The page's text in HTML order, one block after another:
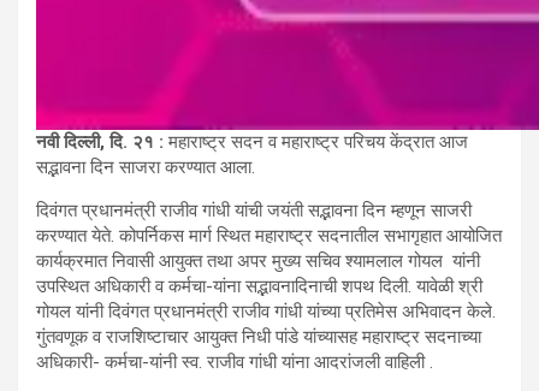
नवी दिल्ली, दि. २१ : महाराष्ट्र सदन व महाराष्ट्र परिचय केंद्रात आज
सद्भावना दिन साजरा करण्यात आला.
दिवंगत प्रधानमंत्री राजीव गांधी यांची जयंती सद्भावना दिन म्हणून साजरी
करण्यात येते. कोपर्निकस मार्ग स्थित महाराष्ट्र सदनातील सभागृहात आयोजित
कार्यक्रमात निवासी आयुक्त तथा अपर मुख्य सचिव श्यामलाल गोयल यांनी
उपस्थित अधिकारी व कर्मचा-यांना सद्भावनादिनाची शपथ दिली. यावेळी श्री
गोयल यांनी दिवंगत प्रधानमंत्री राजीव गांधी यांच्या प्रतिमेस अभिवादन केले.
गुंतवणूक व राजशिष्टाचार आयुक्त निधी पांडे यांच्यासह महाराष्ट्र सदनाच्या
अधिकारी- कर्मचा-यांनी स्व. राजीव गांधी यांना आदरांजली वाहिली .